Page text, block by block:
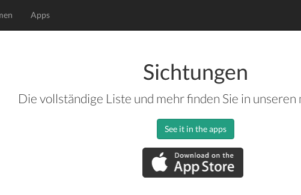
Apps
Sichtungen
Die vollständige Liste und mehr finden Sie in unseren
See it in the apps